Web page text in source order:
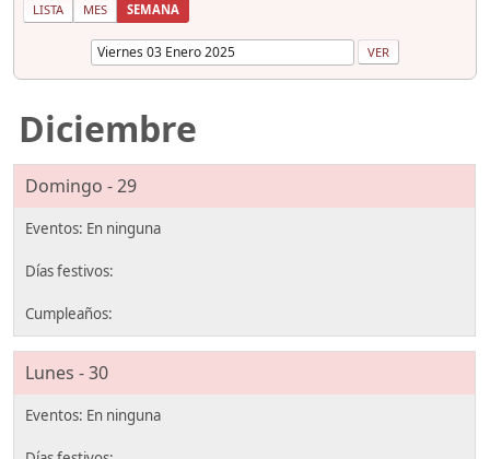
LISTA MES SEMANA
Diciembre
Domingo - 29
Lunes - 30